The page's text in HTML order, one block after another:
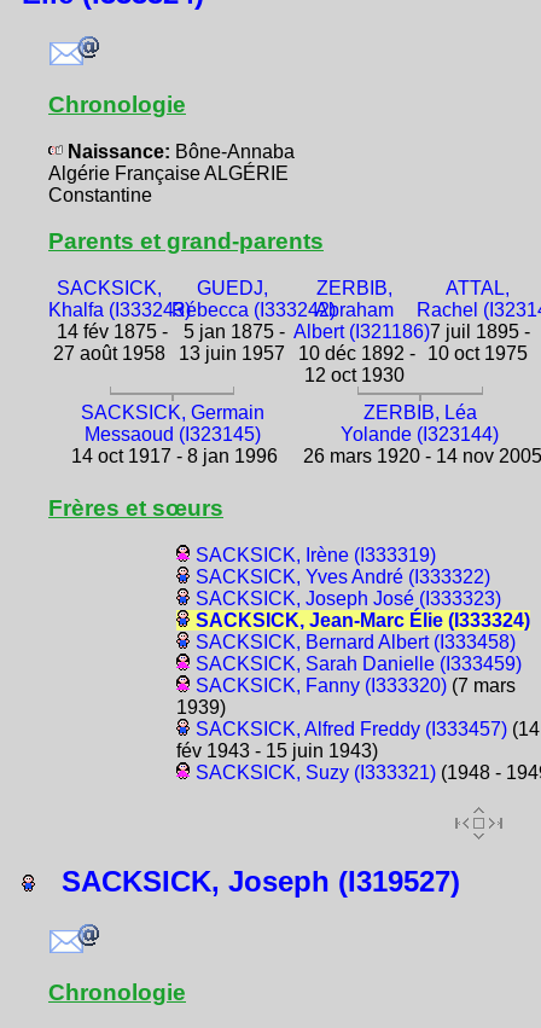
Chronologie
Naissance: Bône-Annaba
Algérie Française ALGÉRIE
Constantine
Parents et grand-parents
SACKSICK,
Khalfa (I333243)
14 fév 1875 -
27 août 1958
GUEDJ,
Rébecca (I333242)
5 jan 1875 -
13 juin 1957
ZERBIB,
Abraham
Albert (I321186)
10 déc 1892 -
12 oct 1930
ATTAL,
Rachel
7 juil 1895 -
10 oct 1975
SACKSICK, Germain
Messaoud (I323145)
14 oct 1917 - 8 jan 1996
ZERBIB, Léa
Yolande (I323144)
26 mars 1920 - 14 nov 2005
Frères et sœurs
SACKSICK, Irène (I333319)
SACKSICK, Yves André (I333322)
SACKSICK, Joseph José (I333323)
SACKSICK, Jean-Marc Élie (I333324)
SACKSICK, Bernard Albert (I333458)
SACKSICK, Sarah Danielle (I333459)
SACKSICK, Fanny (I333320)(7 mars
1939)
SACKSICK, Alfred Freddy (I333457)(14
fév 1943 - 15 juin 1943)
SACKSICK, Suzy (I333321)(1948 -
SACKSICK, Joseph (I319527)
Chronologie